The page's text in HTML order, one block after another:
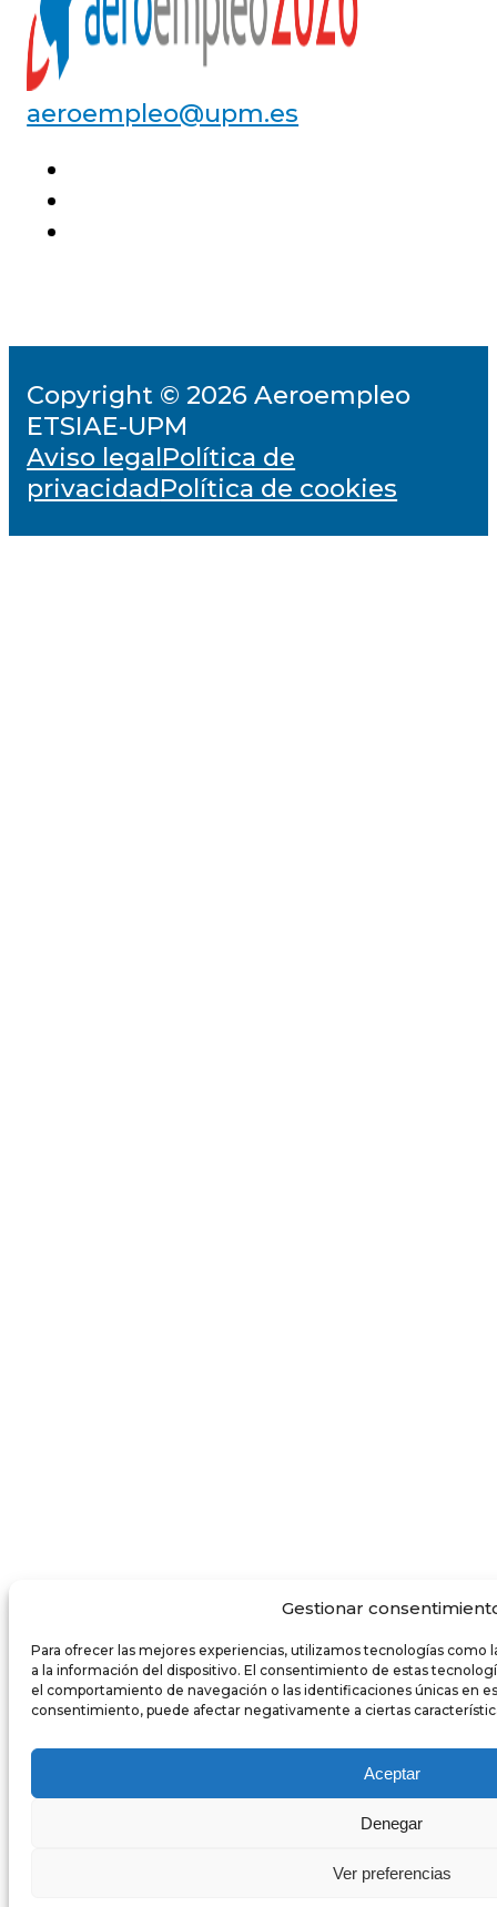
Gestionar
Para ofrecer las mejores experiencias, utilizamos tecnologías como
a la información del dispositivo. El consentimiento de estas
el comportamiento de navegación o las identificaciones únicas en
consentimiento, puede afectar negativamente a ciertas
Aceptar
Denegar
Ver preferencias
aeroempleo@upm.es
Copyright © 2026 Aeroempleo
ETSIAE-UPM
Aviso legalPolítica de
privacidadPolítica de cookies